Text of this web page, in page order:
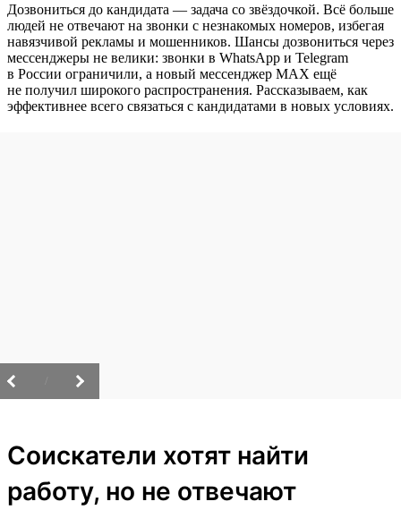
Дозвониться до кандидата — задача со звёздочкой. Всё больше
людей не отвечают на звонки с незнакомых номеров, избегая
навязчивой рекламы и мошенников. Шансы дозвониться через
мессенджеры не велики: звонки в WhatsApp и Telegram
в России ограничили, а новый мессенджер MAX ещё
не получил широкого распространения. Рассказываем, как
эффективнее всего связаться с кандидатами в новых условиях.
Соискатели хотят найти
работу, но не отвечают